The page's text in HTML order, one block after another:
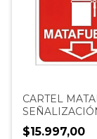
CARTEL
EXTINCENTER
$15.997,00